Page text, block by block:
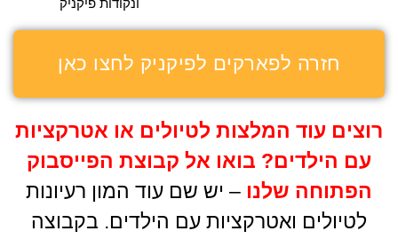
ונקודות פיקניק
חזרה לפארקים לפיקניק לחצו כאן
רוצים עוד המלצות לטיולים או אטרקציות
עם הילדים? בואו אל קבוצת הפייסבוק
הפתוחה שלנו – יש שם עוד המון רעיונות
לטיולים ואטרקציות עם הילדים. בקבוצה